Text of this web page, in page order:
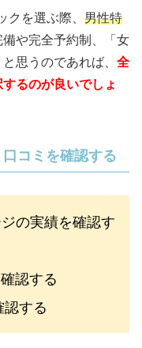
を選ぶ際、 男性特
や完全予約制、「女
思うのであれば、 全
るのが良いでしょ
コミを確認する
の実績を確認す
認する
認する